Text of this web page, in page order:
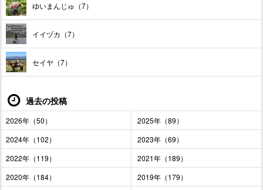
ゆいまんじゅ（7）
イイヅカ（7）
セイヤ（7）
過去の投稿
2026年（50）
2025年（89）
2024年（102）
2023年（69）
2022年（119）
2021年（189）
2020年（184）
2019年（179）